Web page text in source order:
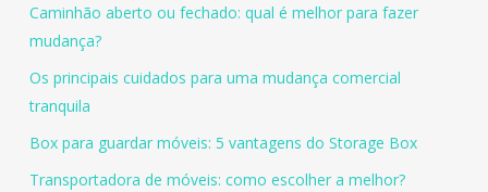
Caminhão aberto ou fechado: qual é melhor para fazer
mudança?
Os principais cuidados para uma mudança comercial
tranquila
Box para guardar móveis: 5 vantagens do Storage Box
Transportadora de móveis: como escolher a melhor?